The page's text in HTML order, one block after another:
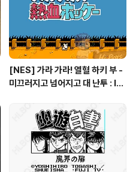
[NES] 가라 가라! 열혈 하키 부 -
미끄러지고 넘어지고 대 난투 : Ik
- Subette Koronde Dai Ran
tou, いけいけ熱血ホッケー部
すべってころんで大乱闘